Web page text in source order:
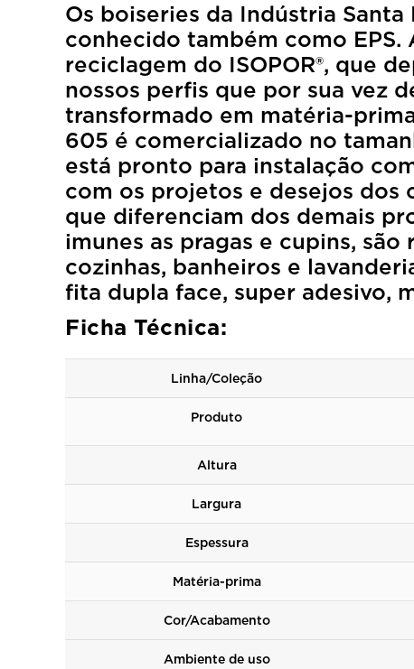
Os boiseries da Indústria
conhecido também como EPS.
reciclagem do ISOPOR®, que
nossos perfis que por sua vez
transformado em matéria-
605 é comercializado no
está pronto para instalação
com os projetos e desejos dos
que diferenciam dos demais
imunes as pragas e cupins,
cozinhas, banheiros e
fita dupla face, super adesivo,
Ficha Técnica:
Linha/Coleção
Produto
Altura
Largura
Espessura
Matéria-prima
Cor/Acabamento
Ambiente de uso